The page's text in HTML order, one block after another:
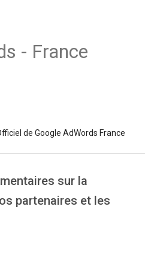
- France
de Google AdWords France
sur la
partenaires et les